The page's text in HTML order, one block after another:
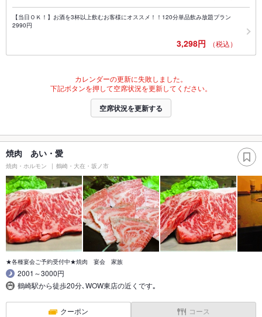
【当日ＯＫ！】お酒を3杯以上飲むお客様にオススメ！！120分単品飲み放題プラン
2990円
3,298円 （税込）
カレンダーの更新に失敗しました。
下記ボタンを押して空席状況を更新してください。
空席状況を更新する
焼肉 あい・愛
焼肉・ホルモン 鶴崎・大在・坂ノ市
★各種宴会ご予約受付中★焼肉 宴会 家族
2001～3000円
鶴崎駅から徒歩20分､WOW東店の近くです｡
クーポン コース